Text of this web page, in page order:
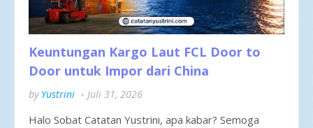
Keuntungan Kargo Laut FCL Door to
Door untuk Impor dari China
by Yustrini Juli 31, 2026
Halo Sobat Catatan Yustrini, apa kabar? Semoga